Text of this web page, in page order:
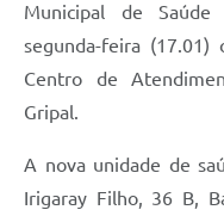
Municipal de
segunda-feira (17.01)
Centro de
Gripal.
A nova unidade de
Irigaray Filho, 36 B,